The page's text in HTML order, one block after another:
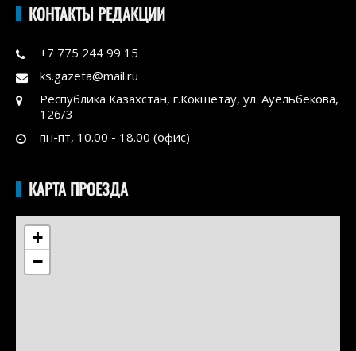
КОНТАКТЫ РЕДАКЦИИ
+7 775 244 99 15
ks.gazeta@mail.ru
Республика Казахстан, г.Кокшетау, ул. Ауельбекова,
126/3
пн-пт, 10.00 - 18.00 (офис)
КАРТА ПРОЕЗДА
+
−